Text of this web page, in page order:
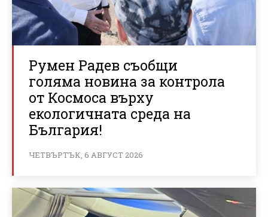
Румен Радев съобщи
голяма новина за контрола
от Космоса върху
екологичната среда на
България!
ЧЕТВЪРТЪК, 6 АВГУСТ 2026